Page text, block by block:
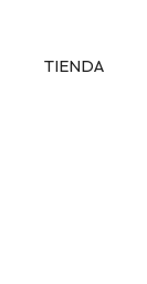
TIENDA